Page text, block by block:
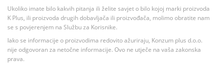
Ukoliko imate bilo kakvih pitanja ili želite savjet o bilo kojoj marki proizvoda
K Plus, ili proizvoda drugih dobavljača ili proizvođača, molimo obratite nam
se s povjerenjem na Službu za Korisnike.
Iako se informacije o proizvodima redovito ažuriraju, Konzum plus d.o.o.
nije odgovoran za netočne informacije. Ovo ne utječe na vaša zakonska
prava.